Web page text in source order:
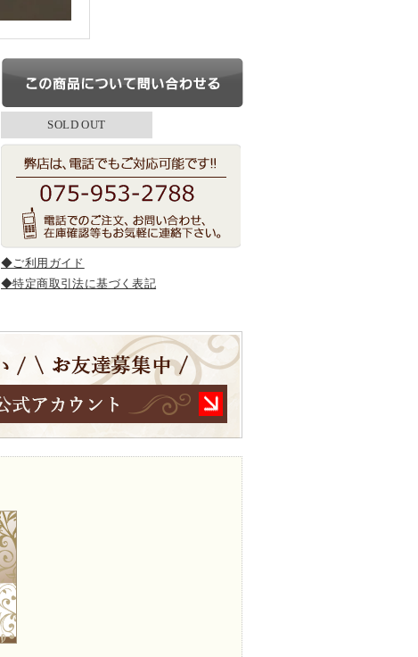
SOLD OUT
◆ご利用ガイド
◆特定商取引法に基づく表記